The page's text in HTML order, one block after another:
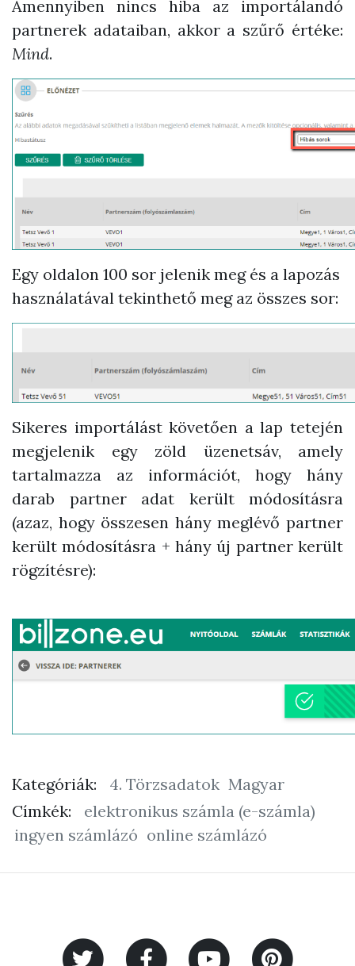
Amennyiben nincs hiba az importálandó
partnerek adataiban, akkor a szűrő értéke:
Mind.
Egy oldalon 100 sor jelenik meg és a lapozás
használatával tekinthető meg az összes sor:
Sikeres importálást követően a lap tetején
megjelenik egy zöld üzenetsáv, amely
tartalmazza az információt, hogy hány
darab partner adat került módosításra
(azaz, hogy összesen hány meglévő partner
került módosításra + hány új partner került
rögzítésre):
Kategóriák: 4. Törzsadatok Magyar
Címkék:
elektronikus számla (e-számla)
ingyen számlázó online számlázó